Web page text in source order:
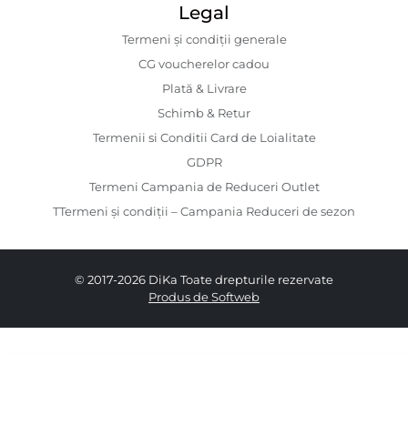
Legal
Termeni și condiții generale
CG voucherelor cadou
Plată & Livrare
Schimb & Retur
Termenii si Conditii Card de Loialitate
GDPR
Termeni Campania de Reduceri Outlet
TTermeni și condiții – Campania Reduceri de sezon
© 2017-2026 DiKa Toate drepturile rezervate
Produs de Softweb